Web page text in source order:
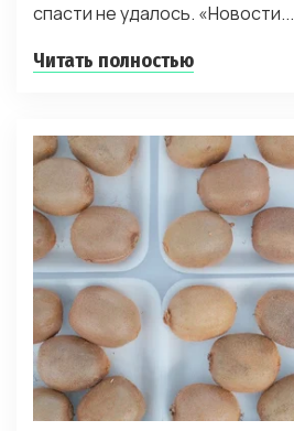
спасти не удалось. «Новости...
Читать полностью